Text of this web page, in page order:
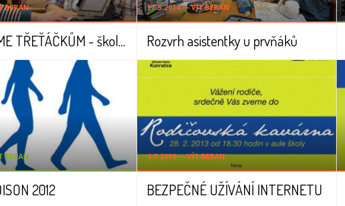
BERAN
POMÁHÁME TŘEŤÁČKŮM - školní rok 2013/2014
17.5.2014 ― VÍT BERAN
Rozvrh asistentky u prvňáků
BERAN
2012
4.7.2019 ― VÍT BERAN
BEZPEČNÉ UŽÍVÁNÍ INTERNETU